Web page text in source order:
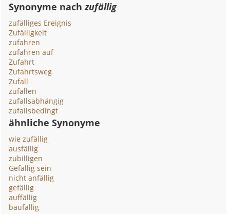
Synonyme nachzufällig
zufälliges Ereignis
Zufälligkeit
zufahren
zufahren auf
Zufahrt
Zufahrtsweg
Zufall
zufallen
zufallsabhängig
zufallsbedingt
ähnliche Synonyme
wie zufällig
ausfällig
zubilligen
Gefällig sein
nicht anfällig
gefällig
auffällig
baufällig